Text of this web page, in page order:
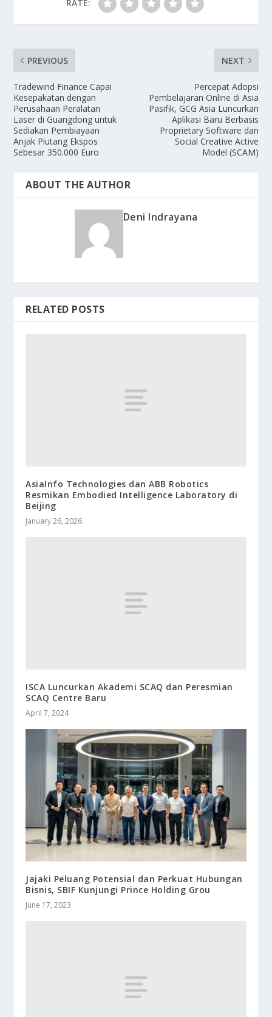
RATE:
PREVIOUS
Tradewind Finance Capai
Kesepakatan dengan
Perusahaan Peralatan
Laser di Guangdong untuk
Sediakan Pembiayaan
Anjak Piutang Ekspos
Sebesar 350.000 Euro
NEXT
Percepat Adopsi
Pembelajaran Online di Asia
Pasifik, GCG Asia Luncurkan
Aplikasi Baru Berbasis
Proprietary Software dan
Social Creative Active
Model (SCAM)
ABOUT THE AUTHOR
Deni Indrayana
RELATED POSTS
AsiaInfo Technologies dan ABB Robotics
Resmikan Embodied Intelligence Laboratory di
Beijing
January 26, 2026
ISCA Luncurkan Akademi SCAQ dan Peresmian
SCAQ Centre Baru
April 7, 2024
Jajaki Peluang Potensial dan Perkuat Hubungan
Bisnis, SBIF Kunjungi Prince Holding Grou
June 17, 2023